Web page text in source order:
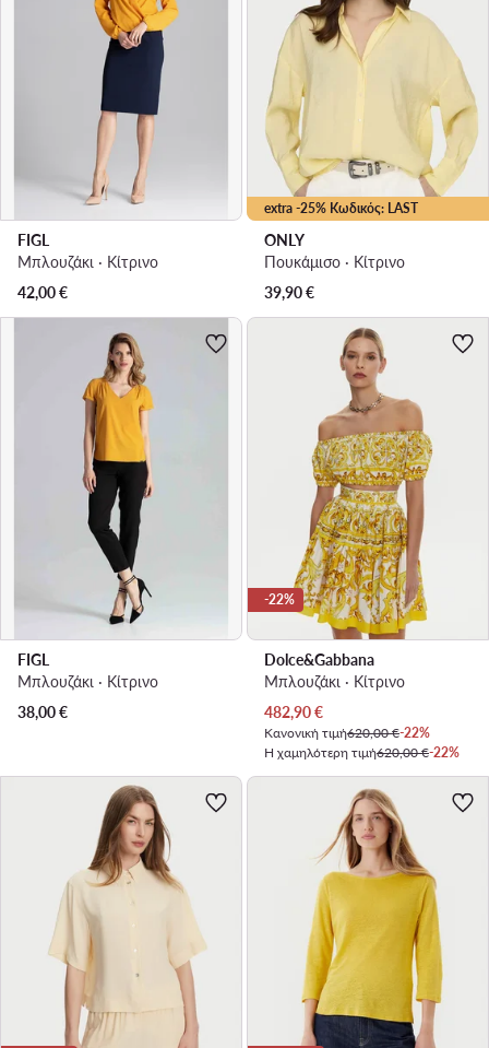
FIGL
Μπλουζάκι · Κίτρινο
42,00€
extra -25% Κωδικός: LAST
ONLY
Πουκάμισο · Κίτρινο
39,90€
FIGL
Μπλουζάκι · Κίτρινο
38,00€
-22%
Dolce&Gabbana
Μπλουζάκι · Κίτρινο
Τρέχουσα τιμή
482,90€
Κανονική τιμή620,00 €-22%
Η χαμηλότερη τιμή620,00 €-22%